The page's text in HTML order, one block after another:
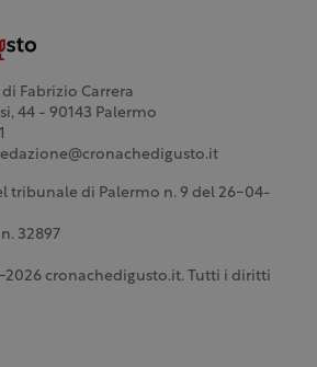
Fabrizio Carrera
44 - 90143 Palermo
tribunale di Palermo n. 9 del 26-04-
32897
cronachedigusto.it. Tutti i diritti